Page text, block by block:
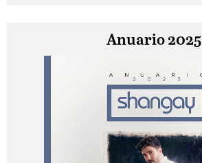
Anuario 2025